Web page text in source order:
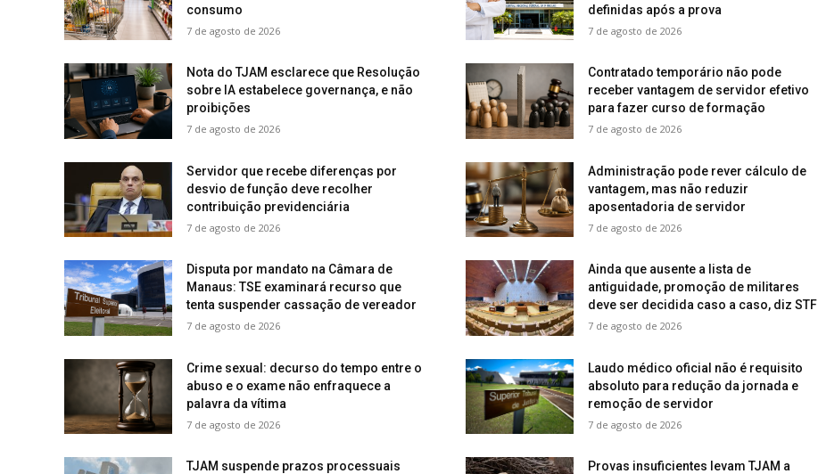
consumo
7 de agosto de 2026
definidas após a prova
7 de agosto de 2026
Nota do TJAM esclarece que Resolução
sobre IA estabelece governança, e não
proibições
7 de agosto de 2026
Contratado temporário não pode
receber vantagem de servidor efetivo
para fazer curso de formação
7 de agosto de 2026
Servidor que recebe diferenças por
desvio de função deve recolher
contribuição previdenciária
7 de agosto de 2026
Administração pode rever cálculo de
vantagem, mas não reduzir
aposentadoria de servidor
7 de agosto de 2026
Disputa por mandato na Câmara de
Manaus: TSE examinará recurso que
tenta suspender cassação de vereador
7 de agosto de 2026
Ainda que ausente a lista de
antiguidade, promoção de militares
deve ser decidida caso a caso, diz STF
7 de agosto de 2026
Crime sexual: decurso do tempo entre o
abuso e o exame não enfraquece a
palavra da vítima
7 de agosto de 2026
Laudo médico oficial não é requisito
absoluto para redução da jornada e
remoção de servidor
7 de agosto de 2026
TJAM suspende prazos processuais
Provas insuficientes levam TJAM a